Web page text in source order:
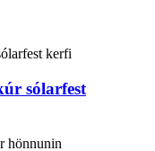
sólarfest
hönnunin